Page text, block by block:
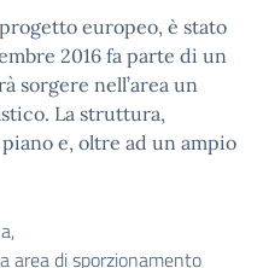
europeo, è stato
2016 fa parte di un
sorgere nell’area un
La struttura,
e, oltre ad un ampio
area di sporzionamento